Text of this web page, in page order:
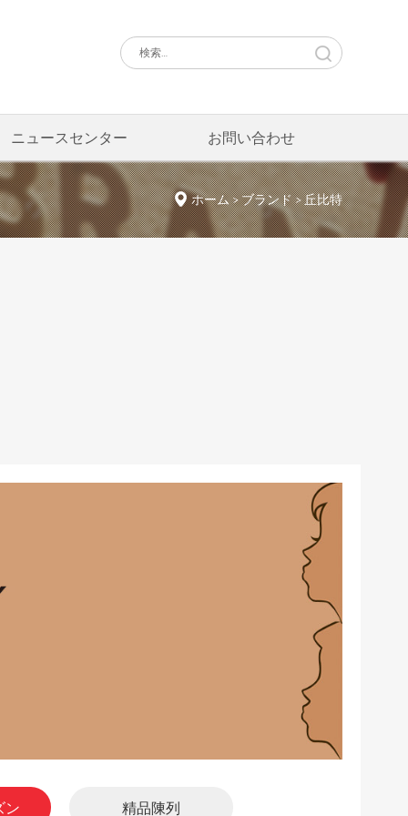
ニュースセンター お問い合わせ
ホーム > ブランド > 丘比特
ン 精品陳列